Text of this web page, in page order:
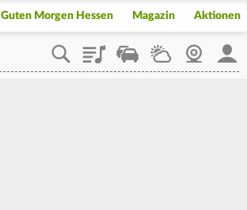
Guten Morgen Hessen Magazin Aktionen
PlaylistStaupilotWetterWebcam